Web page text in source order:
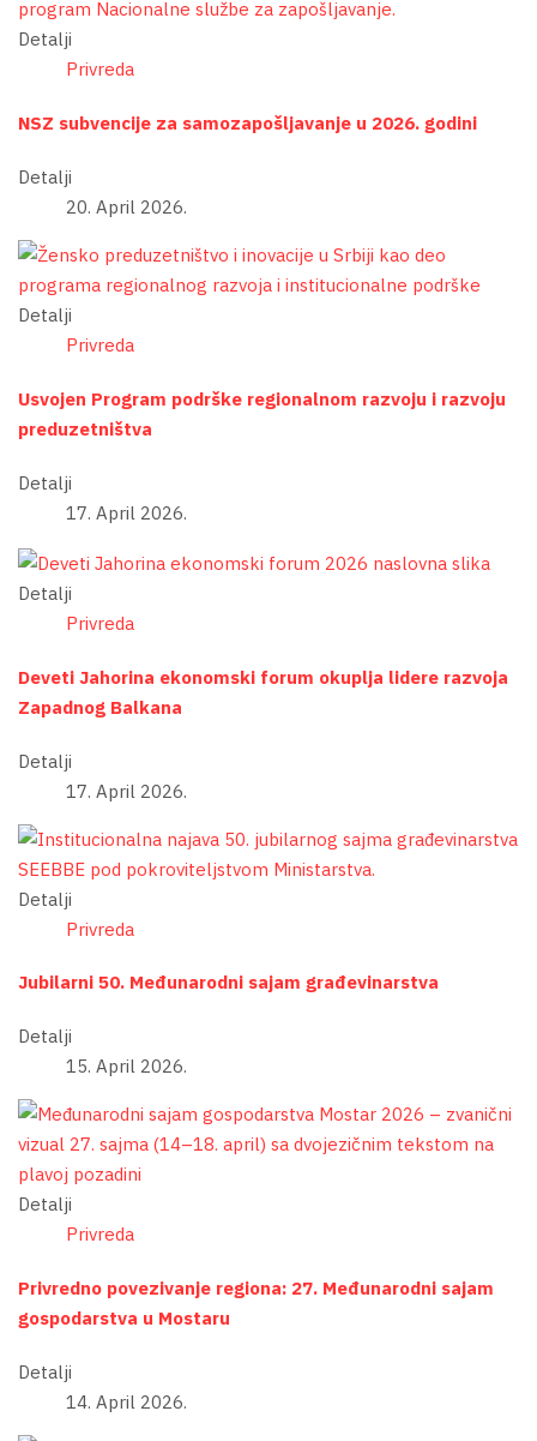
Detalji
Privreda
NSZ subvencije za samozapošljavanje u 2026. godini
Detalji
20. April 2026.
Detalji
Privreda
Usvojen Program podrške regionalnom razvoju i razvoju
preduzetništva
Detalji
17. April 2026.
Detalji
Privreda
Deveti Jahorina ekonomski forum okuplja lidere razvoja
Zapadnog Balkana
Detalji
17. April 2026.
Detalji
Privreda
Jubilarni 50. Međunarodni sajam građevinarstva
Detalji
15. April 2026.
Detalji
Privreda
Privredno povezivanje regiona: 27. Međunarodni sajam
gospodarstva u Mostaru
Detalji
14. April 2026.